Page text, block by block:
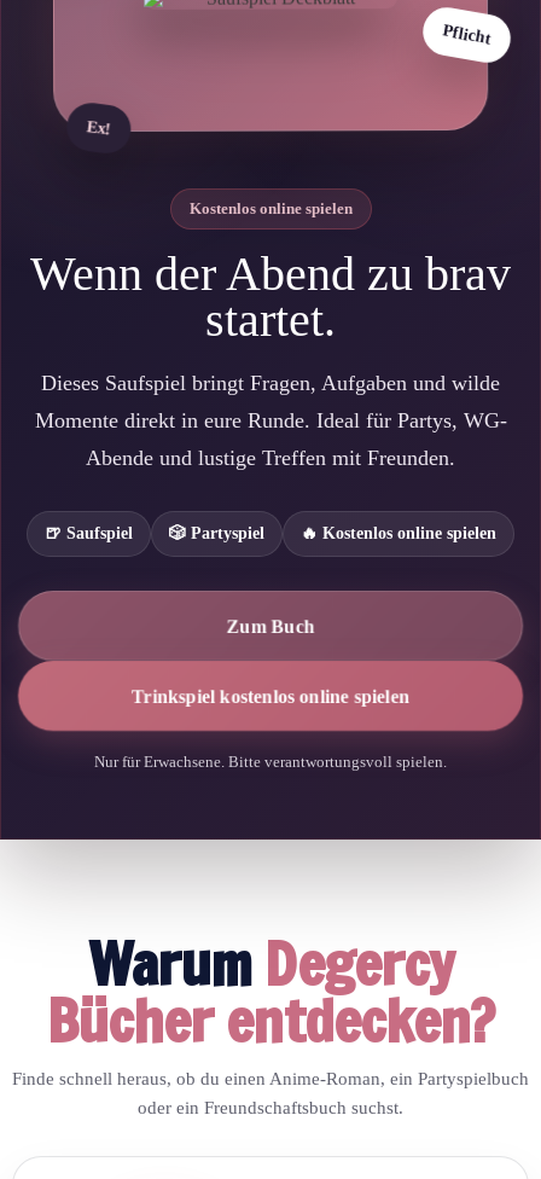
🎲
Pflicht
Kostenlos online spielen
Wenn der Abend zu brav
startet.
Dieses Saufspiel bringt Fragen, Aufgaben und wilde
Momente direkt in eure Runde. Ideal für Partys, WG-
Abende und lustige Treffen mit Freunden.
🍺 Saufspiel 🎲 Partyspiel 🔥 Kostenlos online spielen
Zum Buch
Trinkspiel kostenlos online spielen
Nur für Erwachsene. Bitte verantwortungsvoll spielen.
WarumDegercy
Bücher entdecken?
Finde schnell heraus, ob du einen Anime-Roman, ein Partyspielbuch
oder ein Freundschaftsbuch suchst.